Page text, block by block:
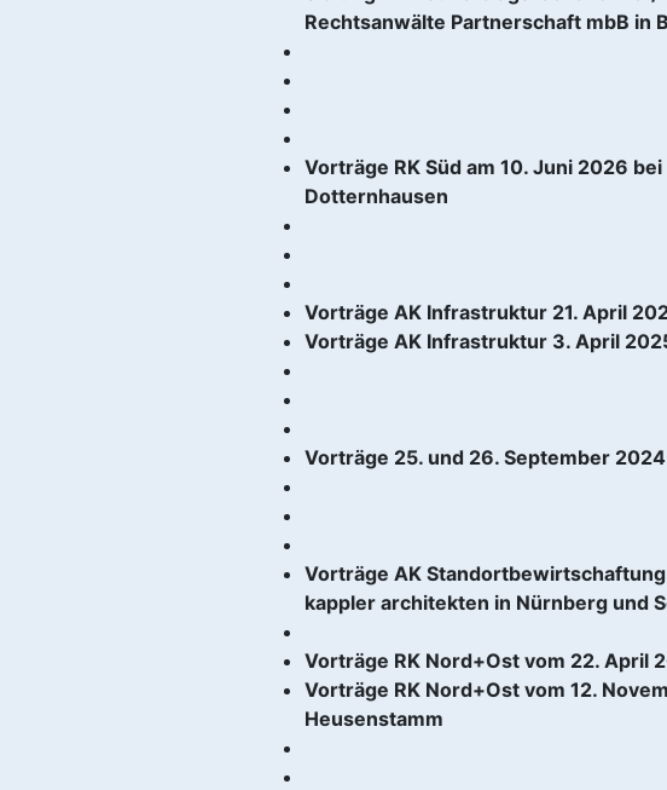
Rechtsanwälte Partnerschaft mbB in
Vorträge RK Süd am 10. Juni 2026
Dotternhausen
Vorträge AK Infrastruktur 21. April
Vorträge AK Infrastruktur 3. April
Vorträge 25. und 26. September
Vorträge AK
kappler architekten in Nürnberg und
Vorträge RK Nord+Ost vom 22. April
Vorträge RK Nord+Ost vom 12.
Heusenstamm